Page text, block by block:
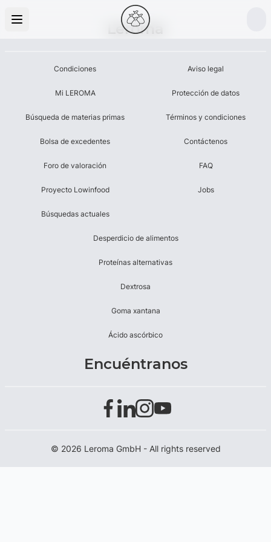
Leroma
Condiciones
Mi LEROMA
Búsqueda de materias primas
Bolsa de excedentes
Foro de valoración
Proyecto Lowinfood
Búsquedas actuales
Aviso legal
Protección de datos
Términos y condiciones
Contáctenos
FAQ
Jobs
Desperdicio de alimentos
Proteínas alternativas
Dextrosa
Goma xantana
Ácido ascórbico
Encuéntranos
© 2026 Leroma GmbH - All rights reserved